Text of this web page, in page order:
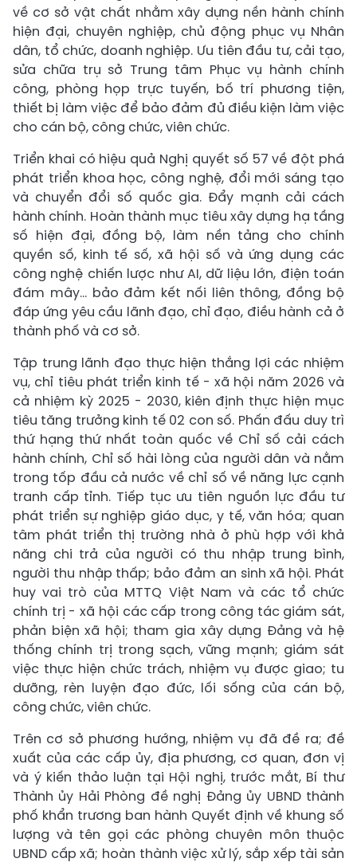
về cơ sở vật chất nhằm xây dựng nền hành chính
hiện đại, chuyên nghiệp, chủ động phục vụ Nhân
dân, tổ chức, doanh nghiệp. Ưu tiên đầu tư, cải tạo,
sửa chữa trụ sở Trung tâm Phục vụ hành chính
công, phòng họp trực tuyến, bố trí phương tiện,
thiết bị làm việc để bảo đảm đủ điều kiện làm việc
cho cán bộ, công chức, viên chức.
Triển khai có hiệu quả Nghị quyết số 57 về đột phá
phát triển khoa học, công nghệ, đổi mới sáng tạo
và chuyển đổi số quốc gia. Đẩy mạnh cải cách
hành chính. Hoàn thành mục tiêu xây dựng hạ tầng
số hiện đại, đồng bộ, làm nền tảng cho chính
quyền số, kinh tế số, xã hội số và ứng dụng các
công nghệ chiến lược như AI, dữ liệu lớn, điện toán
đám mây... bảo đảm kết nối liên thông, đồng bộ
đáp ứng yêu cầu lãnh đạo, chỉ đạo, điều hành cả ở
thành phố và cơ sở.
Tập trung lãnh đạo thực hiện thắng lợi các nhiệm
vụ, chỉ tiêu phát triển kinh tế - xã hội năm 2026 và
cả nhiệm kỳ 2025 - 2030, kiên định thực hiện mục
tiêu tăng trưởng kinh tế 02 con số. Phấn đấu duy trì
thứ hạng thứ nhất toàn quốc về Chỉ số cải cách
hành chính, Chỉ số hài lòng của người dân và nằm
trong tốp đầu cả nước về chỉ số về năng lực cạnh
tranh cấp tỉnh. Tiếp tục ưu tiên nguồn lực đầu tư
phát triển sự nghiệp giáo dục, y tế, văn hóa; quan
tâm phát triển thị trường nhà ở phù hợp với khả
năng chi trả của người có thu nhập trung bình,
người thu nhập thấp; bảo đảm an sinh xã hội. Phát
huy vai trò của MTTQ Việt Nam và các tổ chức
chính trị - xã hội các cấp trong công tác giám sát,
phản biện xã hội; tham gia xây dựng Đảng và hệ
thống chính trị trong sạch, vững mạnh; giám sát
việc thực hiện chức trách, nhiệm vụ được giao; tu
dưỡng, rèn luyện đạo đức, lối sống của cán bộ,
công chức, viên chức.
Trên cơ sở phương hướng, nhiệm vụ đã đề ra; đề
xuất của các cấp ủy, địa phương, cơ quan, đơn vị
và ý kiến thảo luận tại Hội nghị, trước mắt, Bí thư
Thành ủy Hải Phòng đề nghị Đảng ủy UBND thành
phố khẩn trương ban hành Quyết định về khung số
lượng và tên gọi các phòng chuyên môn thuộc
UBND cấp xã; hoàn thành việc xử lý, sắp xếp tài sản